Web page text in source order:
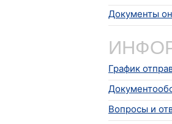
Документы
График
Вопросы и